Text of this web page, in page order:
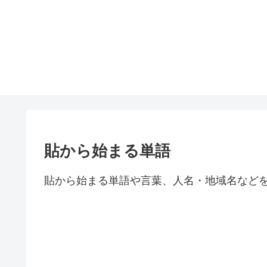
貼から始まる単語
貼から始まる単語や言葉、人名・地域名など